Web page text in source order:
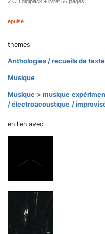
épuisé
thèmes
Anthologies / recueils de
Musique
Musique > musique
/ électroacoustique /
en lien avec